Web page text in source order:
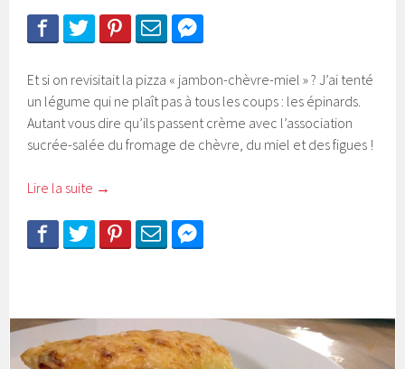
Et si on revisitait la pizza « jambon-chèvre-miel » ? J’ai tenté
un légume qui ne plaît pas à tous les coups : les épinards.
Autant vous dire qu’ils passent crème avec l’association
sucrée-salée du fromage de chèvre, du miel et des figues !
Lire la suite →